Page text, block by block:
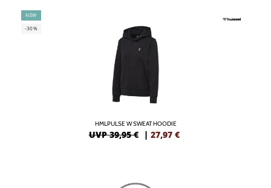
NEW
-30%
HMLPULSE W SWEAT HOODIE
UVP 39,95 € | 27,97 €